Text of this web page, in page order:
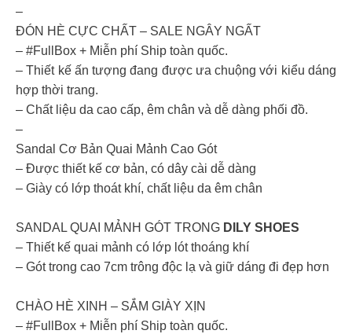
–
ĐÓN HÈ CỰC CHẤT – SALE NGÂY NGẤT
– #FullBox + Miễn phí Ship toàn quốc.
– Thiết kế ấn tượng đang được ưa chuộng với kiểu dáng
hợp thời trang.
– Chất liệu da cao cấp, êm chân và dễ dàng phối đồ.
–
Sandal Cơ Bản Quai Mảnh Cao Gót
– Được thiết kế cơ bản, có dây cài dễ dàng
– Giày có lớp thoát khí, chất liệu da êm chân
SANDAL QUAI MẢNH GÓT TRONG DILY SHOES
– Thiết kế quai mảnh có lớp lót thoáng khí
– Gót trong cao 7cm trông độc lạ và giữ dáng đi đẹp hơn
CHÀO HÈ XINH – SẮM GIÀY XỊN
– #FullBox + Miễn phí Ship toàn quốc.